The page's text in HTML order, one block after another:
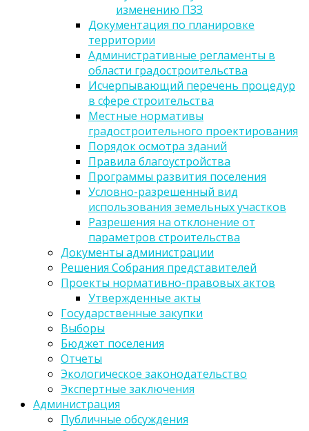
изменению ПЗЗ
Документация по планировке
территории
Административные регламенты в
области градостроительства
Исчерпывающий перечень процедур
в сфере строительства
Местные нормативы
градостроительного проектирования
Порядок осмотра зданий
Правила благоустройства
Программы развития поселения
Условно-разрешенный вид
использования земельных участков
Разрешения на отклонение от
параметров строительства
Документы администрации
Решения Собрания представителей
Проекты нормативно-правовых актов
Утвержденные акты
Государственные закупки
Выборы
Бюджет поселения
Отчеты
Экологическое законодательство
Экспертные заключения
Администрация
Публичные обсуждения